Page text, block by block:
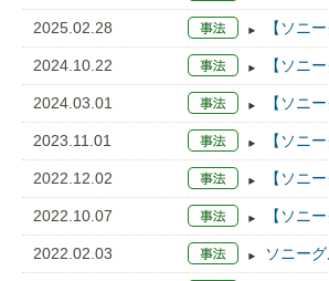
2025.02.28 【ソニ
2024.10.22 【ソニ
2024.03.01 【ソニ
2023.11.01 【ソニ
2022.12.02 【ソニ
2022.10.07 【ソニ
2022.02.03 ソニー